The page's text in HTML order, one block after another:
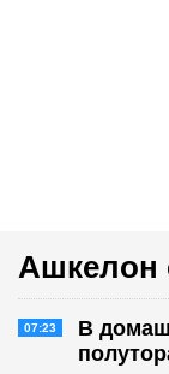
Ашкелон
07:23
В